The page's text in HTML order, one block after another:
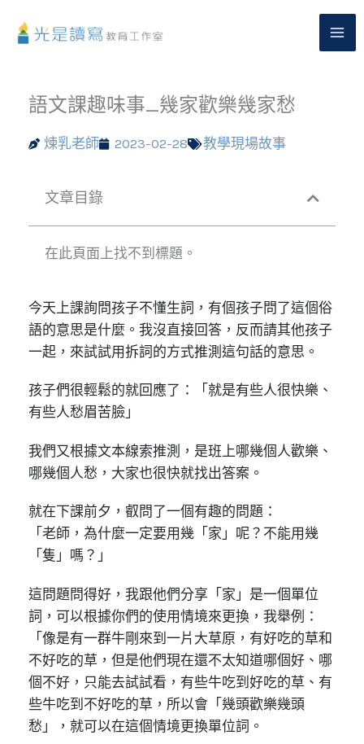
語文課趣味事_幾家歡樂幾家愁
煉乳老師 2023-02-28 教學現場故事
文章目錄
在此頁面上找不到標題。
今天上課詢問孩子不懂生詞，有個孩子問了這個俗
語的意思是什麼。我沒直接回答，反而請其他孩子
一起，來試試用拆詞的方式推測這句話的意思。
孩子們很輕鬆的就回應了：「就是有些人很快樂、
有些人愁眉苦臉」
我們又根據文本線索推測，是班上哪幾個人歡樂、
哪幾個人愁，大家也很快就找出答案。
就在下課前夕，叡問了一個有趣的問題：
「老師，為什麼一定要用幾「家」呢？不能用幾
「隻」嗎？」⠀⠀⠀⠀
這問題問得好，我跟他們分享「家」是一個單位
詞，可以根據你們的使用情境來更換，我舉例：
「像是有一群牛剛來到一片大草原，有好吃的草和
不好吃的草，但是他們現在還不太知道哪個好、哪
個不好，只能去試試看，有些牛吃到好吃的草、有
些牛吃到不好吃的草，所以會「幾頭歡樂幾頭
愁」，就可以在這個情境更換單位詞。